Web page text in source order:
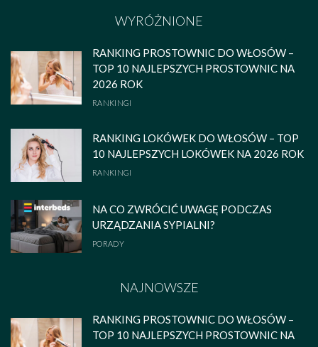
WYRÓŻNIONE
RANKING PROSTOWNIC DO WŁOSÓW –
TOP 10 NAJLEPSZYCH PROSTOWNIC NA
2026 ROK
RANKINGI
RANKING LOKÓWEK DO WŁOSÓW – TOP
10 NAJLEPSZYCH LOKÓWEK NA 2026 ROK
RANKINGI
NA CO ZWRÓCIĆ UWAGĘ PODCZAS
URZĄDZANIA SYPIALNI?
PORADY
NAJNOWSZE
RANKING PROSTOWNIC DO WŁOSÓW –
TOP 10 NAJLEPSZYCH PROSTOWNIC NA